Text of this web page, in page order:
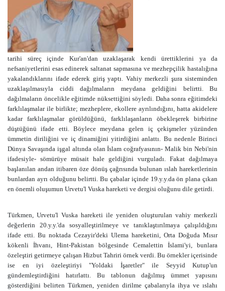
tarihi süreç içinde Kur'an'dan uzaklaşarak kendi ürettiklerini ya da
nefsaniyetlerini esas edinerek saltanat sapmasına ve mezhepçilik hastalığına
yakalandıklarını ifade ederek giriş yaptı. Vahiy merkezli şura sisteminden
uzaklaşılmasıyla ciddi dağılmaların meydana geldiğini belirtti. Bu
dağılmaların öncelikle eğitimde nüksettiğini söyledi. Daha sonra eğitimdeki
farklılaşmalar ile birlikte; mezheplere, ekollere ayrılındığını, hatta akidelere
kadar farklılaşmalar görüldüğünü, farklılaşanların öbekleşerek birbirine
düştüğünü ifade etti. Böylece meydana gelen iç çekişmeler yüzünden
ümmetin diriliğini ve iç dinamiğini yitirdiğini anlattı. Bu nedenle Birinci
Dünya Savaşında işgal altında olan İslam coğrafyasının- Malik bin Nebi'nin
ifadesiyle- sömürüye müsait hale geldiğini vurguladı. Fakat dağılmaya
başlanılan andan itibaren öze dönüş çağrısında bulunan ıslah hareketlerinin
bunlardan ayrı olduğunu belirtti. Bu çabalar içinde 19.y.y.da ön plana çıkan
en önemli oluşumun Urvetu'l Vuska hareketi ve dergisi oluğunu dile getirdi.
Türkmen, Urvetu'l Vuska hareketi ile yeniden oluşturulan vahiy merkezli
değerlerin 20.y.y.'da sosyalleştirilmeye ve tanıklaştırılmaya çalışıldığını
ifade etti. Bu noktada Cezayir'deki Ulema hareketini, Orta Doğuda Mısır
kökenli İhvanı, Hint-Pakistan bölgesinde Cemalettin İslami'yi, bunlara
özeleştiri getirmeye çalışan Hizbut Tahriri örnek verdi. Bu örnekler içerisinde
ise en iyi özeleştiriyi "Yoldaki İşaretler" ile Seyyid Kutup'un
gündemleştirdiğini hatırlattı. Bu tablonun dağılmış ümmet yapısını
gösterdiğini belirten Türkmen, yeniden dirilme çabalarıyla ihya ve ıslahı